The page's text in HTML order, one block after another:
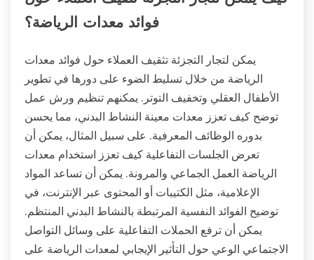
فوائد معدات الرياضة؟
يمكن لتجار التجزئة تثقيف العملاء حول فوائد معدات
الرياضة من خلال تسليط الضوء على دورها في تطوير
الأطفال العقلي وتخفيف التوتر. يمكنهم تنظيم ورش عمل
توضح كيف تعزز معدات معينة النشاط البدني، مما يحسن
بدوره الوظائف المعرفية. على سبيل المثال، يمكن أن
تعرض الجلسات التفاعلية كيف تعزز استخدام معدات
الرياضة العمل الجماعي والمرونة. يمكن أن تساعد المواد
الإعلامية، مثل الكتيبات أو المحتوى عبر الإنترنت، في
توضيح الفوائد النفسية المرتبطة بالنشاط البدني المنتظم.
يمكن أن ترفع الحملات التفاعلية على وسائل التواصل
الاجتماعي الوعي حول التأثير الإيجابي لمعدات الرياضة على